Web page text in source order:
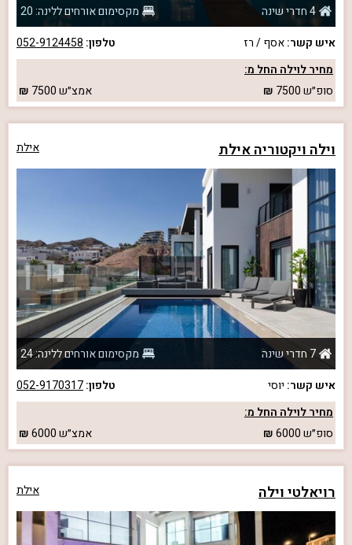
4 חדרי שינה
מקסימום אורחים ללינה: 20
איש קשר:אסף / רז טלפון: 052-9124458
מחיר לוילה החל מ:
סופ״ש7500 אמצ״ש7500
וילה ויקטוריה אילת אילת
7 חדרי שינה
מקסימום אורחים ללינה: 24
איש קשר: יוסי טלפון:052-9170317
מחיר לוילה החל מ:
סופ״ש6000 אמצ״ש6000
רויאלטי וילה אילת